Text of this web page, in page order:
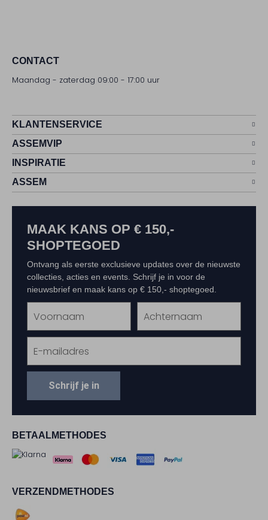
CONTACT
Maandag - zaterdag 09:00 - 17:00 uur
KLANTENSERVICE
ASSEMVIP
INSPIRATIE
ASSEM
BETAALMETHODES
VERZENDMETHODES
MAAK KANS OP € 150,-
SHOPTEGOED
Ontvang als eerste exclusieve updates over de nieuwste
collecties, acties en events. Schrijf je in voor de
nieuwsbrief en maak kans op € 150,- shoptegoed.
Schrijf je in